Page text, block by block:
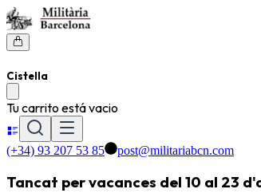
Cistella
Tu carrito está vacio
(+34) 93 207 53 85 post@militariabcn.com
Tancat per vacances del 10 al 23